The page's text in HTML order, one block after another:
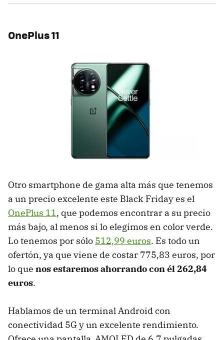
OnePlus 11
Otro smartphone de gama alta más que tenemos
a un precio excelente este Black Friday es el
OnePlus 11 , que podemos encontrar a su precio
más bajo, al menos si lo elegimos en color verde.
Lo tenemos por sólo 512,99 euros. Es todo un
ofertón, ya que viene de costar 775,83 euros, por
lo que nos estaremos ahorrando con él 262,84
euros.
Hablamos de un terminal Android con
conectividad 5G y un excelente rendimiento.